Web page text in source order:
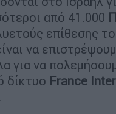
από 41.000
επίθεσης
να
για να
δίκτυο France Inter